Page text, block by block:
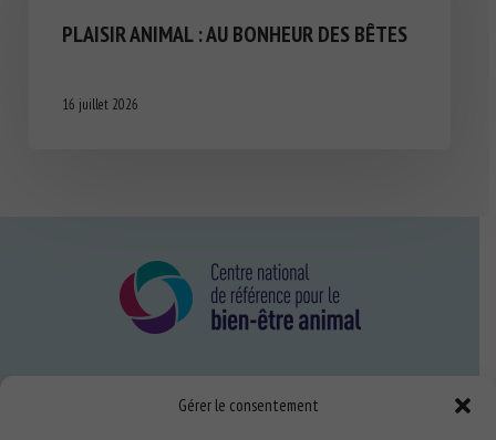
Gérer le consentement
PLAISIR ANIMAL : AU BONHEUR DES BÊTES
16 juillet 2026
Nous connaître